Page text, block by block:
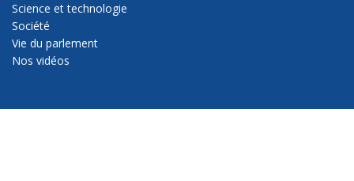
Science et technologie
Société
Vie du parlement
Nos vidéos